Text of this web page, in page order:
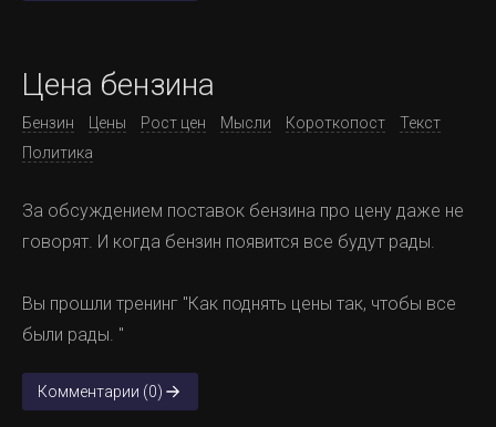
Цена бензина
Бензин Цены Рост цен Мысли Короткопост
Текст
Политика
За обсуждением поставок бензина про цену даже не
говорят. И когда бензин появится все будут рады.
Вы прошли тренинг "Как поднять цены так, чтобы все
были рады. "
Комментарии (0)